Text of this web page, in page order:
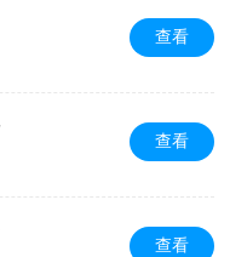
查看
查看
查看